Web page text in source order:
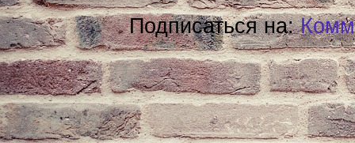
Подписаться на: